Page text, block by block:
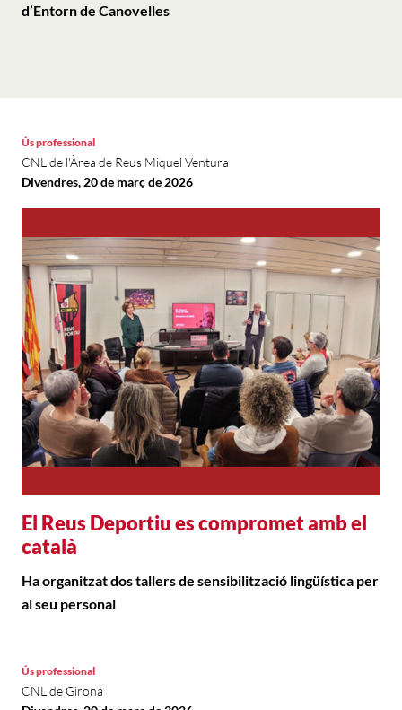
d’Entorn de Canovelles
El Reus Deportiu es compromet amb el
català
Ús professional
CNL de l'Àrea de Reus Miquel Ventura
Divendres, 20 de març de 2026
Ha organitzat dos tallers de sensibilització lingüística per
al seu personal
Ús professional
CNL de Girona